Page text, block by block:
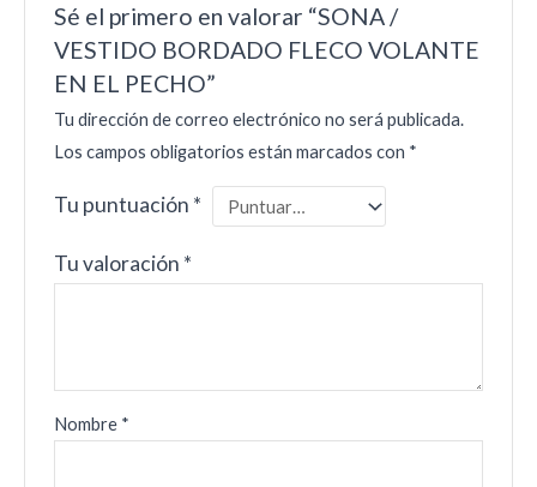
Sé el primero en valorar “SONA /
VESTIDO BORDADO FLECO VOLANTE
EN EL PECHO”
Tu dirección de correo electrónico no será publicada.
Los campos obligatorios están marcados con *
Tu puntuación *
Tu valoración *
Nombre *